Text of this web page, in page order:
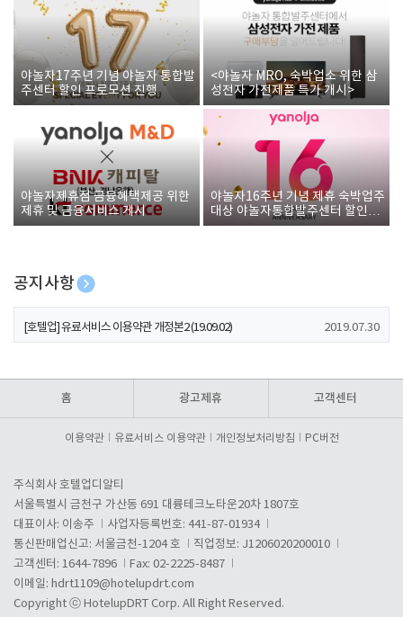
야놀자17주년 기념 야놀자 통합발
주센터 할인 프로모션 진행
<야놀자 MRO, 숙박업소 위한 삼
성전자 가전제품 특가 개시>
야놀자제휴점 금융혜택제공 위한
제휴 및 금융서비스 게시
야놀자16주년 기념 제휴 숙박업주
대상 야놀자통합발주센터 할인쿠
폰 증정
공지사항
[호텔업] 개인정보 처리방침 개정본1 (19.09.02)
[호텔업] 유료서비스 이용약관 개정본2 (19.09.02) 2019.07.30
홈 광고제휴 고객센터
이용약관 유료서비스 이용약관 개인정보처리방침 PC버전
주식회사 호텔업디알티
서울특별시 금천구 가산동 691 대륭테크노타운20차 1807호
대표이사: 이송주
사업자등록번호: 441-87-01934
통신판매업신고: 서울금천-1204 호
직업정보: J1206020200010
고객센터: 1644-7896
Fax: 02-2225-8487
이메일: hdrt1109@hotelupdrt.com
Copyright ⓒ HotelupDRT Corp. All Right Reserved.